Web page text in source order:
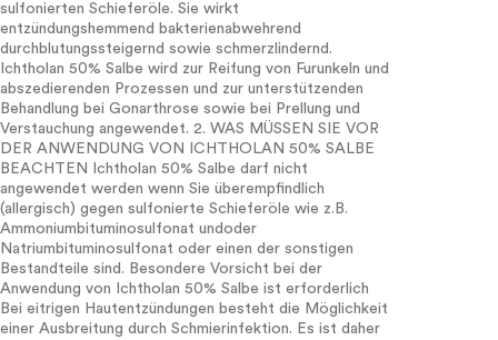
sulfonierten Schieferöle. Sie wirkt
entzündungshemmend bakterienabwehrend
durchblutungssteigernd sowie schmerzlindernd.
Ichtholan 50% Salbe wird zur Reifung von Furunkeln und
abszedierenden Prozessen und zur unterstützenden
Behandlung bei Gonarthrose sowie bei Prellung und
Verstauchung angewendet. 2. WAS MÜSSEN SIE VOR
DER ANWENDUNG VON ICHTHOLAN 50% SALBE
BEACHTEN Ichtholan 50% Salbe darf nicht
angewendet werden wenn Sie überempfindlich
(allergisch) gegen sulfonierte Schieferöle wie z.B.
Ammoniumbituminosulfonat undoder
Natriumbituminosulfonat oder einen der sonstigen
Bestandteile sind. Besondere Vorsicht bei der
Anwendung von Ichtholan 50% Salbe ist erforderlich
Bei eitrigen Hautentzündungen besteht die Möglichkeit
einer Ausbreitung durch Schmierinfektion. Es ist daher